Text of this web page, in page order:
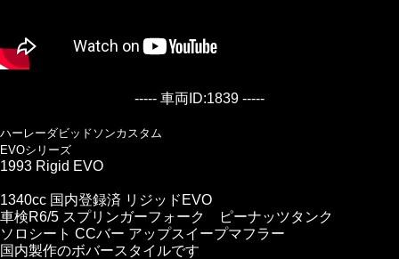
----- 車両ID:1839 -----
ハーレーダビッドソンカスタム
EVOシリーズ
1993 Rigid EVO
1340cc 国内登録済 リジッドEVO
車検R6/5 スプリンガーフォーク ピーナッツタンク
ソロシート CCバー アップスイープマフラー
国内製作のボバースタイルです